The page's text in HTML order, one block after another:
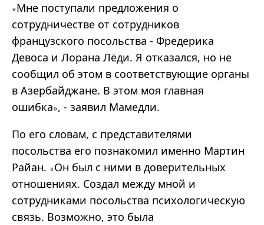
«Мне поступали предложения о
сотрудничестве от сотрудников
французского посольства - Фредерика
Девоса и Лорана Лёди. Я отказался, но не
сообщил об этом в соответствующие органы
в Азербайджане. В этом моя главная
ошибка», - заявил Мамедли.
По его словам, с представителями
посольства его познакомил именно Мартин
Райан. «Он был с ними в доверительных
отношениях. Создал между мной и
сотрудниками посольства психологическую
связь. Возможно, это была